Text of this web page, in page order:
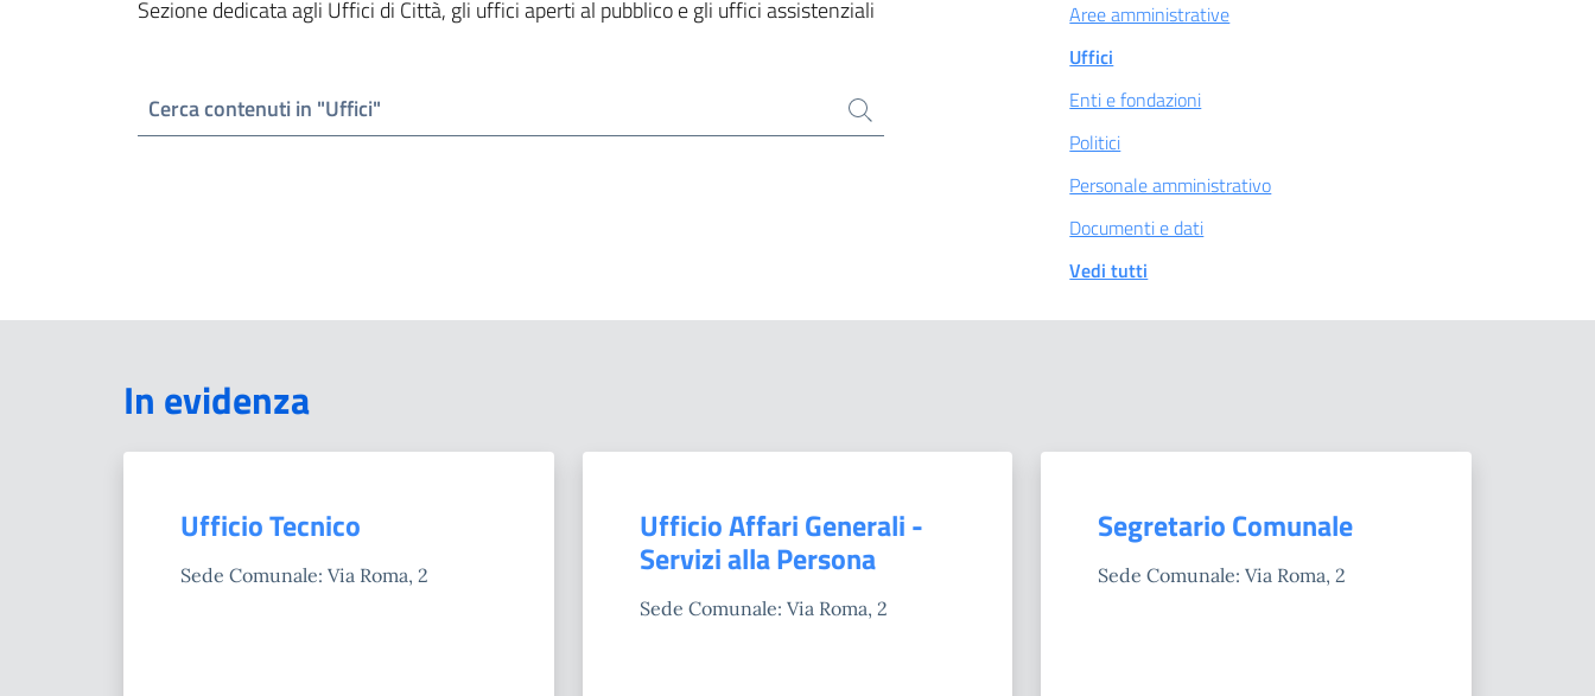
Sezione dedicata agli Uffici di Città, gli uffici aperti al pubblico e gli uffici assistenziali
Cerca contenuti in "Uffici"
Aree amministrative
Uffici
Enti e fondazioni
Politici
Personale amministrativo
Documenti e dati
Vedi tutti
In evidenza
Ufficio Tecnico
Sede Comunale: Via Roma, 2
Ufficio Affari Generali -
Servizi alla Persona
Sede Comunale: Via Roma, 2
Segretario Comunale
Sede Comunale: Via Roma, 2